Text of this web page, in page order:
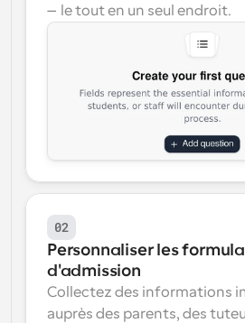
—le tout en un seul endroit.
02
Personnaliser les
d'admission
Collectez des informations
auprès des parents, des